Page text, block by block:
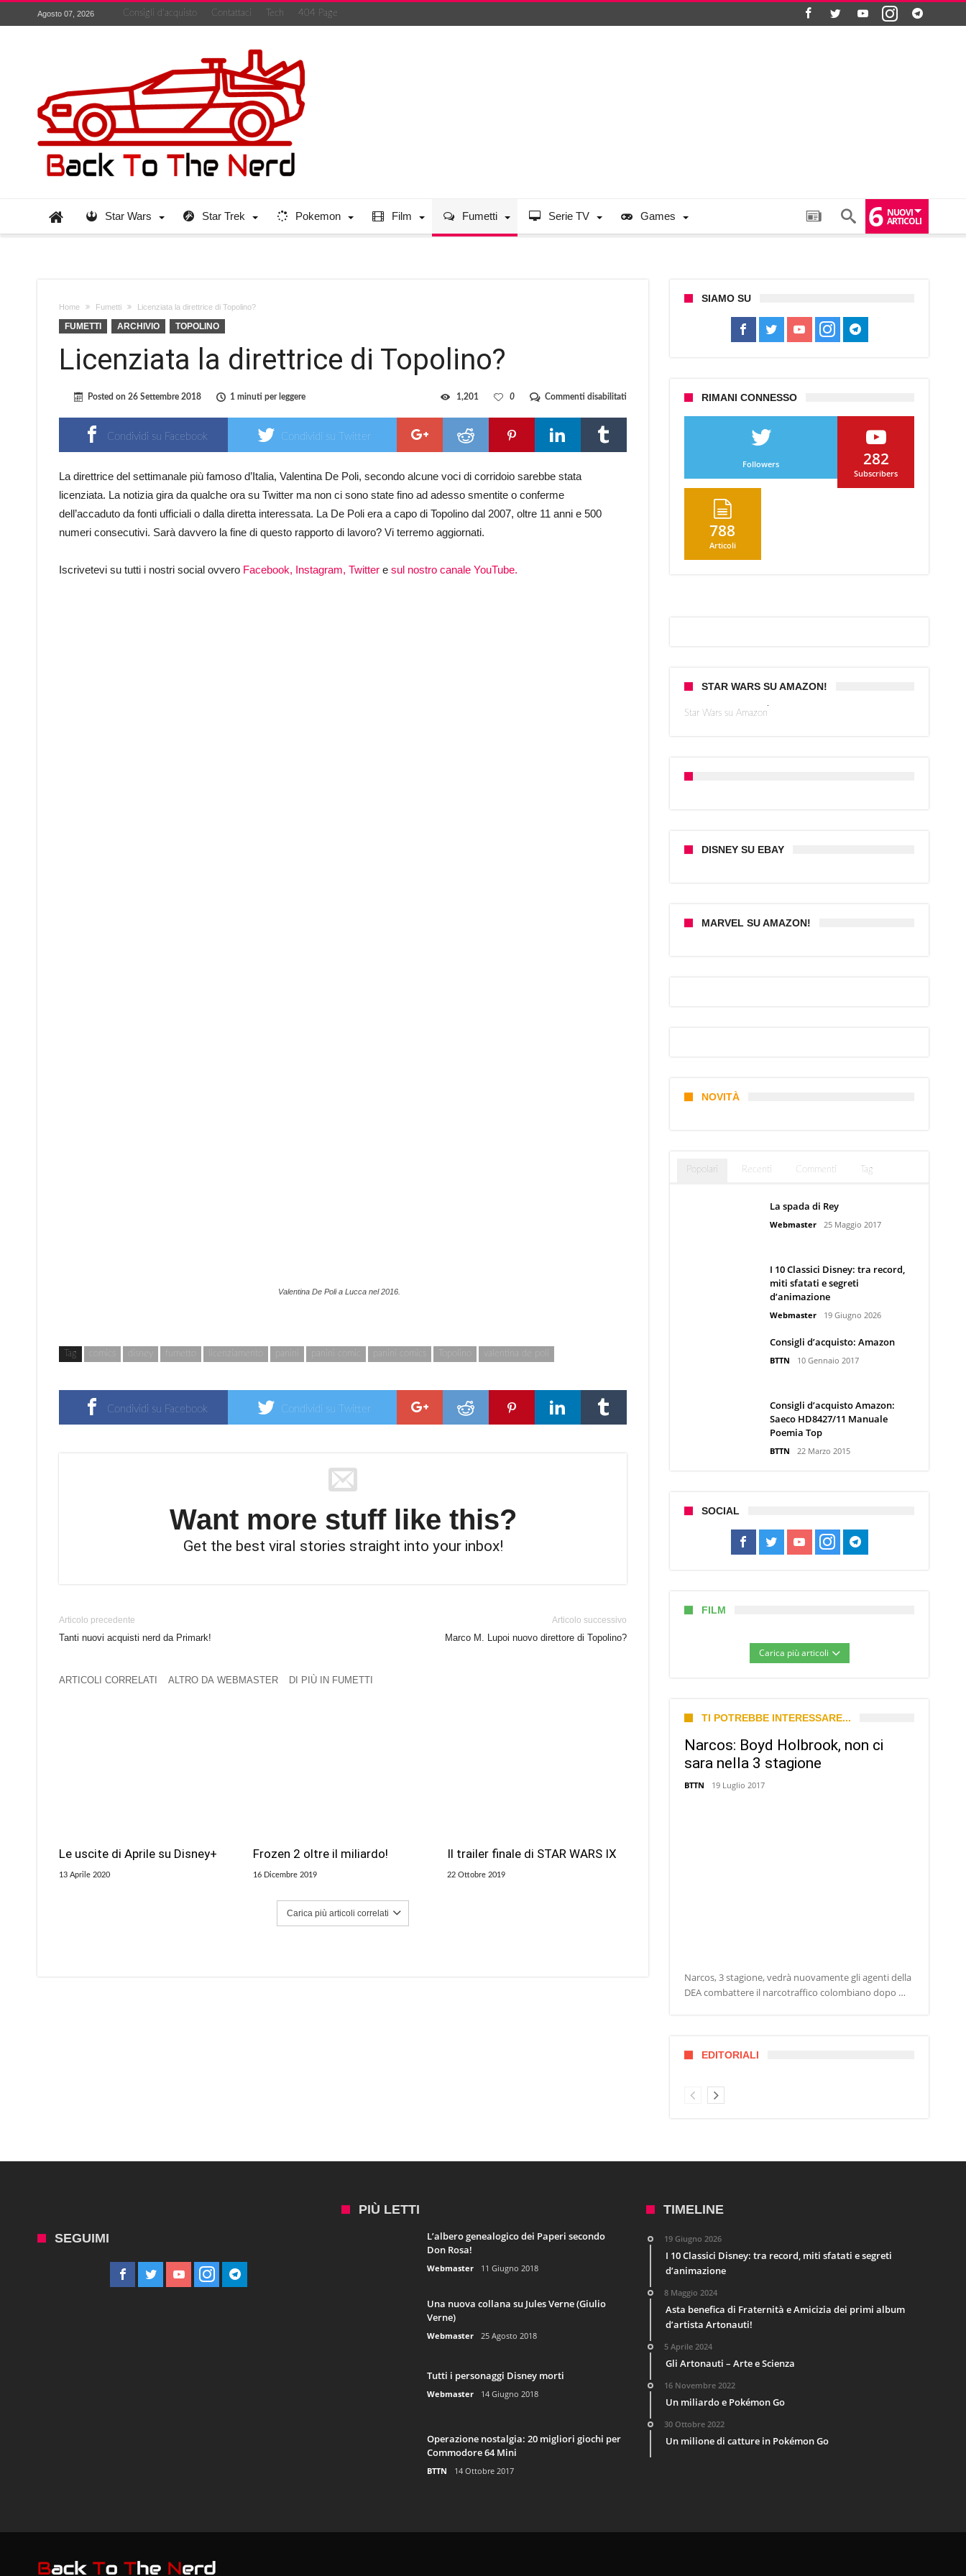
Agosto 07, 2026 Consigli d’acquisto Contattaci Tech 404 Page
Star Wars Star Trek Pokemon Film Fumetti Serie TV Games 6 NUOVI
ARTICOLI
Home Fumetti Licenziata la direttrice di Topolino?
FUMETTI ARCHIVIO TOPOLINO
Licenziata la direttrice di Topolino?
Posted on 26 Settembre 2018 1 minuti per leggere Commenti disabilitati
la
Topolino?
0
1,201
Condividi su Facebook Condividi su Twitter
La direttrice del settimanale più famoso d’Italia, Valentina De Poli, secondo alcune voci di corridoio sarebbe stata
licenziata. La notizia gira da qualche ora su Twitter ma non ci sono state fino ad adesso smentite o conferme
dell’accaduto da fonti ufficiali o dalla diretta interessata. La De Poli era a capo di Topolino dal 2007, oltre 11 anni e 500
numeri consecutivi. Sarà davvero la fine di questo rapporto di lavoro? Vi terremo aggiornati.
Iscrivetevi su tutti i nostri social ovvero Facebook, Instagram, Twitter e sul nostro canale YouTube.
Valentina De Poli a Lucca nel 2016.
Tag disney fumetto licenziamento panini panini comic panini comics Topolino valentina de poli
Condividi su Facebook Condividi su Twitter
Want more stuff like this?
Get the best viral stories straight into your inbox!
Articolo precedente
Tanti nuovi acquisti nerd da Primark!
Articolo successivo
Marco M. Lupoi nuovo direttore di Topolino?
ARTICOLI CORRELATI ALTRO DA WEBMASTER DI PIÙ IN FUMETTI
Le uscite di Aprile su Disney+
13 Aprile 2020
Frozen 2 oltre il miliardo!
16 Dicembre 2019
Il trailer finale di STAR WARS IX
22 Ottobre 2019
Carica più articoli correlati
SIAMO SU
RIMANI CONNESSO
Followers 282
Subscribers
788
Articoli
STAR WARS SU AMAZON!
Star Wars su Amazon
DISNEY SU EBAY
MARVEL SU AMAZON!
NOVITÀ
Popolari Recenti Commenti Tag
La spada di Rey
Webmaster 25 Maggio 2017
I 10 Classici Disney: tra record,
miti sfatati e segreti
d’animazione
Webmaster 19 Giugno 2026
Consigli d’acquisto: Amazon
BTTN 10 Gennaio 2017
Consigli d’acquisto Amazon:
Saeco HD8427/11 Manuale
Poemia Top
BTTN 22 Marzo 2015
SOCIAL
FILM
Carica più articoli
TI POTREBBE INTERESSARE...
Narcos: Boyd Holbrook, non ci
sara nella 3 stagione
BTTN 19 Luglio 2017
Narcos, 3 stagione, vedrà nuovamente gli agenti della
DEA combattere il narcotraffico colombiano dopo …
EDITORIALI
SEGUIMI
PIÙ LETTI
L’albero genealogico dei Paperi secondo
Don Rosa!
Webmaster 11 Giugno 2018
Una nuova collana su Jules Verne (Giulio
Verne)
Webmaster 25 Agosto 2018
Tutti i personaggi Disney morti
Webmaster 14 Giugno 2018
Operazione nostalgia: 20 migliori giochi per
Commodore 64 Mini
BTTN 14 Ottobre 2017
TIMELINE
19 Giugno 2026
I 10 Classici Disney: tra record, miti sfatati e segreti
d’animazione
8 Maggio 2024
Asta benefica di Fraternità e Amicizia dei primi album
d’artista Artonauti!
5 Aprile 2024
Gli Artonauti – Arte e Scienza
16 Novembre 2022
Un miliardo e Pokémon Go
30 Ottobre 2022
Un milione di catture in Pokémon Go